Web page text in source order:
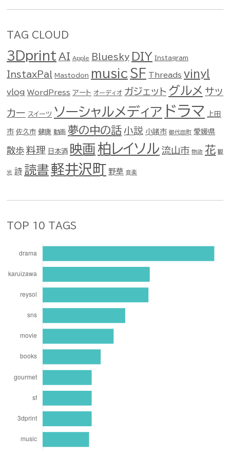
TAG CLOUD
3Dprint AI Apple Bluesky DIY Instagram
InstaxPal Mastodon music SF Threads vinyl
vlog WordPress アート オーディオ ガジェット グルメ サッ
カー スイーツ ソーシャルメディア ドラマ 上田
市 佐久市 健康 動画 夢の中の話 小説 小諸市 御代田町 愛媛県
散歩 料理 日本酒 映画 柏レイソル 流山市 物欲 花 観
光 詩 読書軽井沢町 野草 音楽
TOP 10 TAGS